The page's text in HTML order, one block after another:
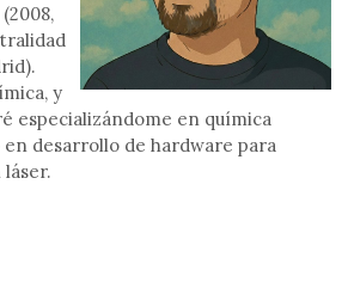
y
especializándome en química
desarrollo de hardware para